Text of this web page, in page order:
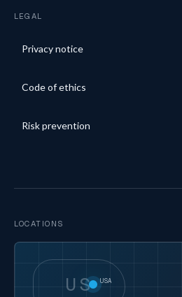
LEGAL
Privacy notice
Code of ethics
Risk prevention
LOCATIONS
US USA